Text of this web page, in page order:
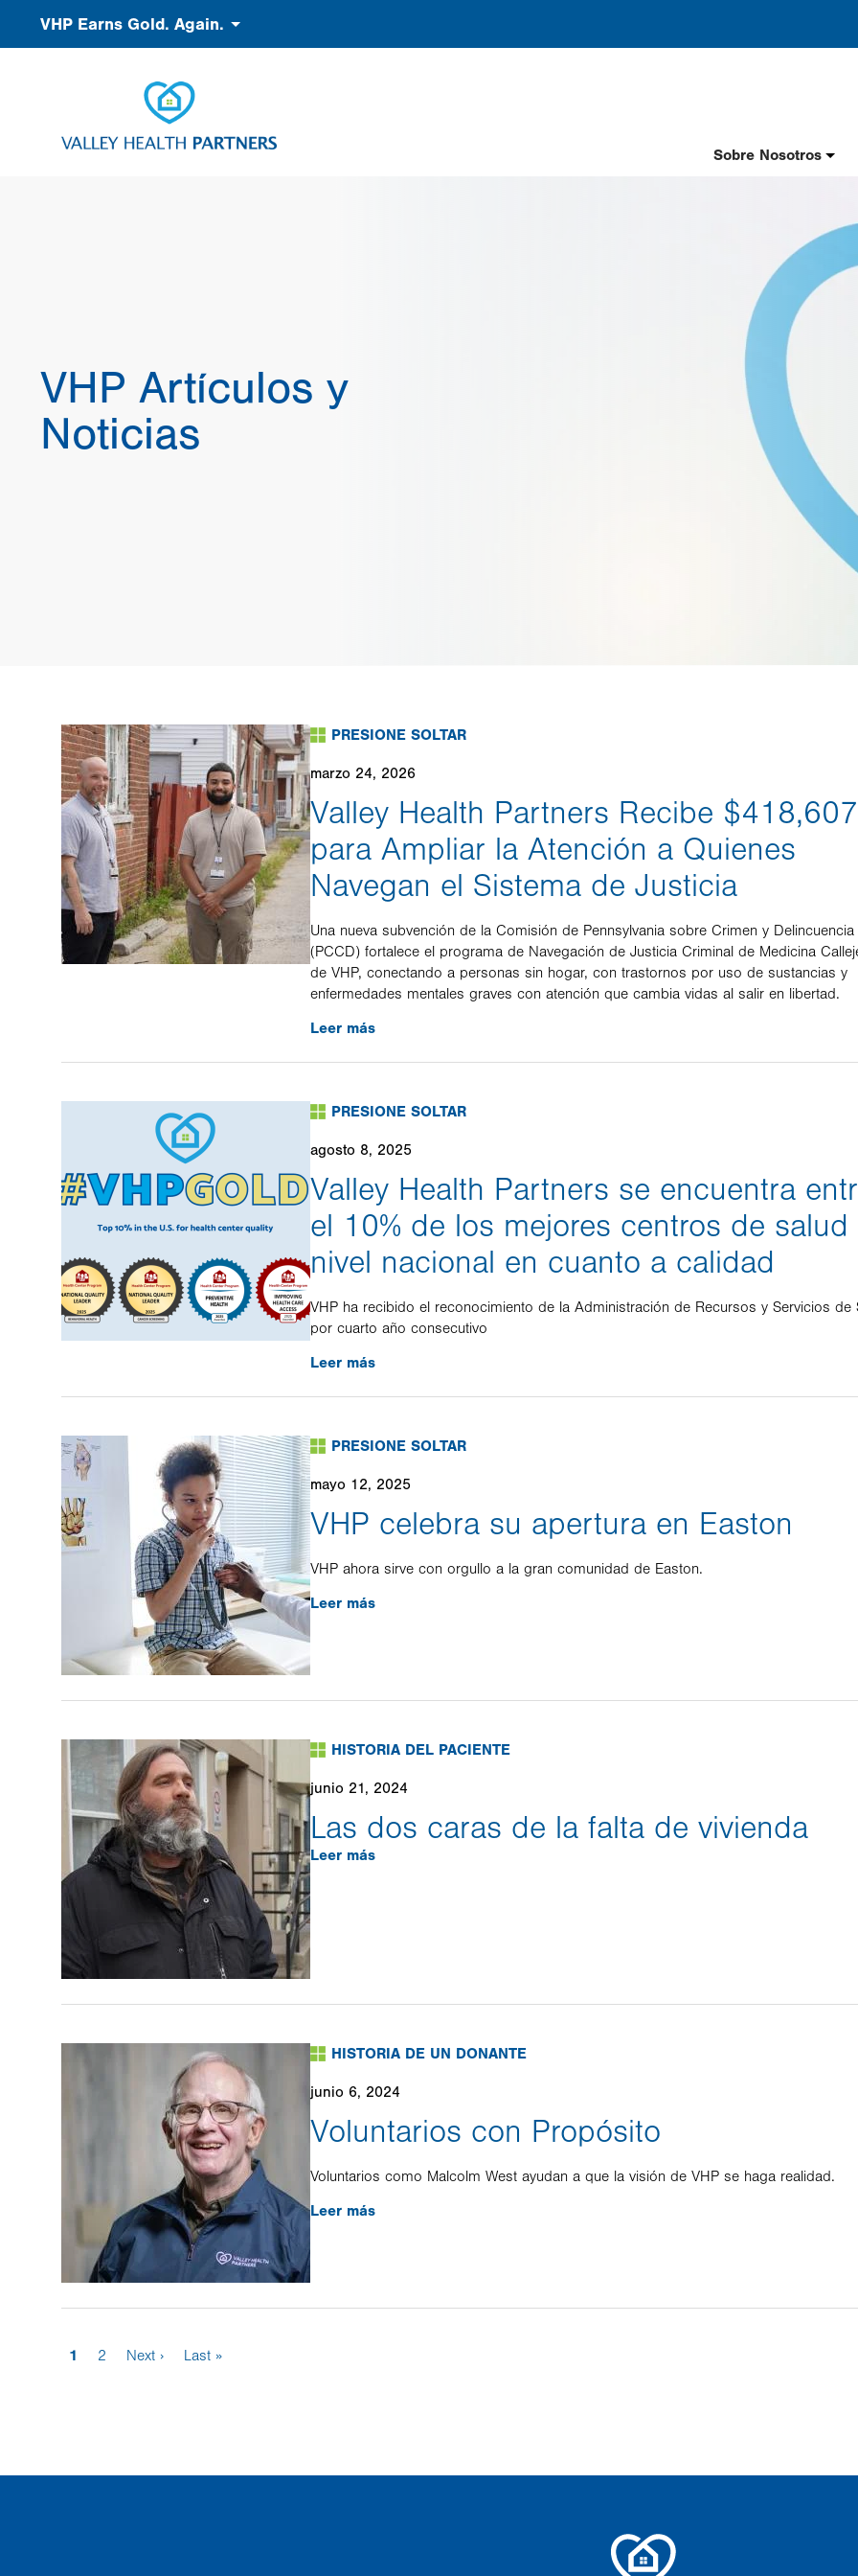
VHP Earns Gold. Again.
Header
Sobre Nosotros
VHP Artículos y
Noticias
PRESIONE SOLTAR
marzo 24, 2026
Valley Health Partners Recibe $418,607
para Ampliar la Atención a Quienes
Navegan el Sistema de Justicia
Una nueva subvención de la Comisión de Pennsylvania sobre Crimen y Delincuencia
(PCCD) fortalece el programa de Navegación de Justicia Criminal de Medicina
de VHP, conectando a personas sin hogar, con trastornos por uso de sustancias y
enfermedades mentales graves con atención que cambia vidas al salir en libertad.
Leer más
PRESIONE SOLTAR
agosto 8, 2025
Valley Health Partners se encuentra
el 10% de los mejores centros de salud
nivel nacional en cuanto a calidad
VHP ha recibido el reconocimiento de la Administración de Recursos y Servicios de
por cuarto año consecutivo
Leer más
PRESIONE SOLTAR
mayo 12, 2025
VHP celebra su apertura en Easton
VHP ahora sirve con orgullo a la gran comunidad de Easton.
Leer más
HISTORIA DEL PACIENTE
junio 21, 2024
Las dos caras de la falta de vivienda
Leer más
HISTORIA DE UN DONANTE
junio 6, 2024
Voluntarios con Propósito
Voluntarios como Malcolm West ayudan a que la visión de VHP se haga realidad.
Leer más
Página
1 Page
2
Siguiente
Next ›
Última
Last »